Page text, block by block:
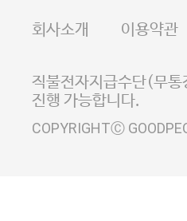
E-MAIL
사업자정보확인
회사소개 이용약관
직불전자지급수단(무
진행 가능합니다.
COPYRIGHTⒸ